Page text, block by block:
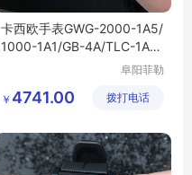
卡西欧手表GWG-2000-1A5/
1000-1A1/GB-4A/TLC-1A/1
阜阳菲勒
公司
￥ 4741.00 拨打电话